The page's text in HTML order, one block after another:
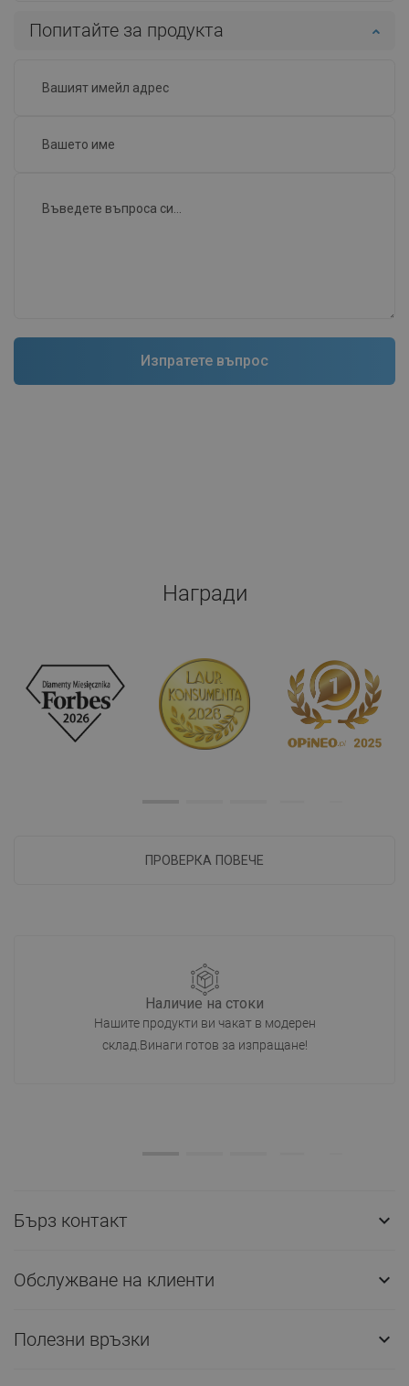
Попитайте за продукта
Награди
ПРОВЕРКА ПОВЕЧЕ
Наличие на стоки
Нашите продукти ви чакат в модерен
склад.Винаги готов за изпращане!
Бърз контакт 
Обслужване на клиенти 
Полезни връзки 